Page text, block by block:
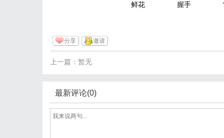
鲜花 握手
分享 邀请
上一篇：暂无
最新评论(0)